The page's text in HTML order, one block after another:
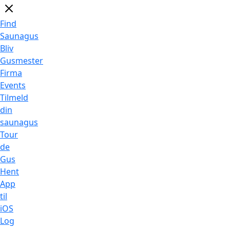
Find
Saunagus
Bliv
Gusmester
Firma
Events
Tilmeld
din
saunagus
Tour
de
Gus
Hent
App
til
iOS
Log